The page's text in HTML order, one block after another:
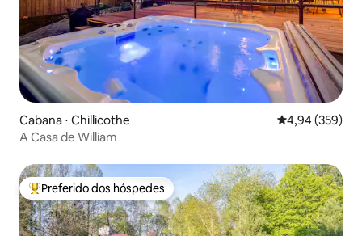
Cabana ⋅ Chillicothe 4,94 de uma
4,94 (359)
A Casa de William
Entre os melhores preferidos dos hóspedes
Preferido dos hóspedes